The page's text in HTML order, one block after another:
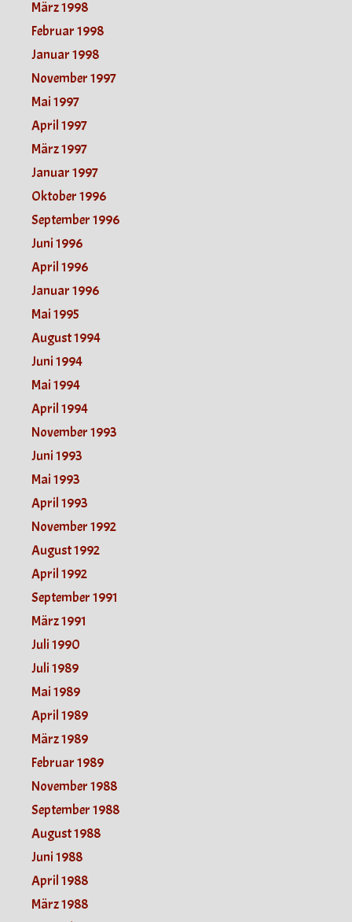
März 1998
Februar 1998
Januar 1998
November 1997
Mai 1997
April 1997
März 1997
Januar 1997
Oktober 1996
September 1996
Juni 1996
April 1996
Januar 1996
Mai 1995
August 1994
Juni 1994
Mai 1994
April 1994
November 1993
Juni 1993
Mai 1993
April 1993
November 1992
August 1992
April 1992
September 1991
März 1991
Juli 1990
Juli 1989
Mai 1989
April 1989
März 1989
Februar 1989
November 1988
September 1988
August 1988
Juni 1988
April 1988
März 1988